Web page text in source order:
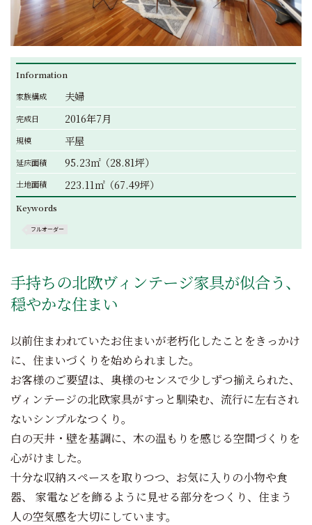
Information
家族構成
夫婦
完成日 2016年7月
規模 平屋
延床面積 95.23㎡（28.81坪）
土地面積 223.11㎡（67.49坪）
Keywords
フルオーダー
手持ちの北欧ヴィンテージ家具が似合う、
穏やかな住まい
以前住まわれていたお住まいが老朽化したことをきっかけ
に、住まいづくりを始められました。
お客様のご要望は、奥様のセンスで少しずつ揃えられた、
ヴィンテージの北欧家具がすっと馴染む、流行に左右され
ないシンプルなつくり。
白の天井・壁を基調に、木の温もりを感じる空間づくりを
心がけました。
十分な収納スペースを取りつつ、お気に入りの小物や食
器、 家電などを飾るように見せる部分をつくり、住まう
人の空気感を大切にしています。